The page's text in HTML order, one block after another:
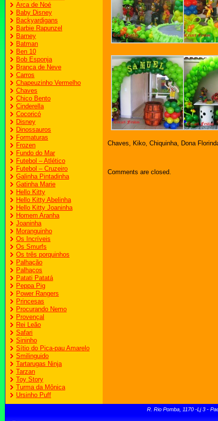
Arca de Noé
Baby Disney
Backyardigans
Barbie Rapunzel
Barney
Batman
Ben 10
Bob Esponja
Branca de Neve
Carros
Chapeuzinho Vermelho
Chaves
Chico Bento
Cinderella
Cocoricó
Disney
Dinossauros
Formaturas
Frozen
Fundo do Mar
Futebol – Atlético
Futebol – Cruzeiro
Galinha Pintadinha
Gatinha Marie
Hello Kitty
Hello Kitty Abelinha
Hello Kitty Joaninha
Homem Aranha
Joaninha
Moranguinho
Os Incríveis
Os Smurfs
Os três porquinhos
Palhação
Palhaços
Patati Patatá
Peppa Pig
Power Rangers
Princesas
Procurando Nemo
Provençal
Rei Leão
Safari
Sininho
Sítio do Pica-pau Amarelo
Smilinguido
Tartarugas Ninja
Tarzan
Toy Story
Turma da Mônica
Ursinho Puff
Chaves, Kiko, Chiquinha, Dona
Comments are closed.
R. Rio Pomba, 1170 -Lj 3 -